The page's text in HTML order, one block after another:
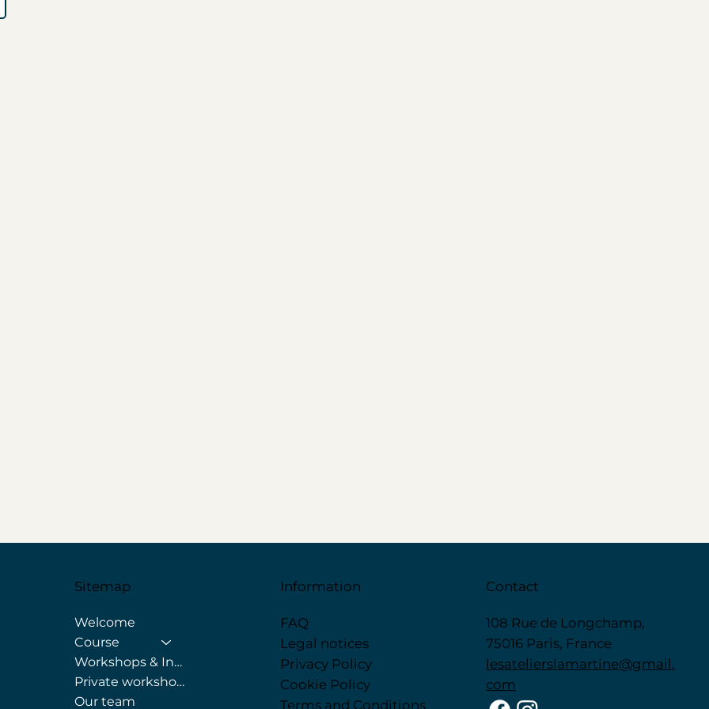
Sitemap
Welcome
Course
Workshops & Internships
Private workshops
Our team
Information
FAQ
Legal notices
Privacy Policy
Cookie Policy
Terms and Conditions
Contact
108 Rue de Longchamp,
75016 Paris, France
lesatelierslamartine@gmail.
com